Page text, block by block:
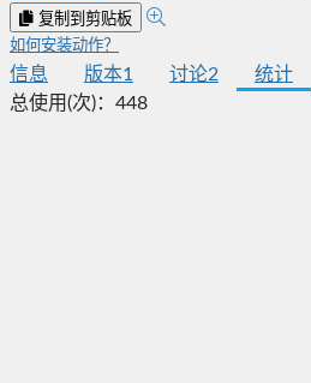
复制到剪贴板
如何安装动作？
信息 版本1 讨论2 统计
总使用(次)： 448